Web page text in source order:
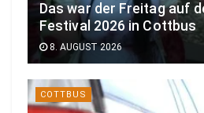
Das war der Freitag auf
Festival 2026 in Cottbus
8. AUGUST 2026
COTTBUS